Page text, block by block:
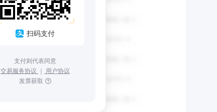
扫码支付
支付则代表同意
交易服务协议 ｜ 用户协议
发票获取